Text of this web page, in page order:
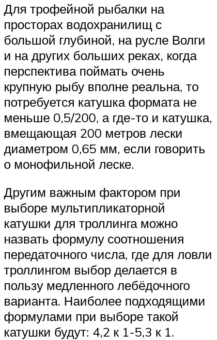
Для трофейной рыбалки на
просторах водохранилищ с
большой глубиной, на русле Волги
и на других больших реках, когда
перспектива поймать очень
крупную рыбу вполне реальна, то
потребуется катушка формата не
меньше 0,5/200, а где-то и катушка,
вмещающая 200 метров лески
диаметром 0,65 мм, если говорить
о монофильной леске.
Другим важным фактором при
выборе мультипликаторной
катушки для троллинга можно
назвать формулу соотношения
передаточного числа, где для ловли
троллингом выбор делается в
пользу медленного лебёдочного
варианта. Наиболее подходящими
формулами при выборе такой
катушки будут: 4,2 к 1-5,3 к 1.